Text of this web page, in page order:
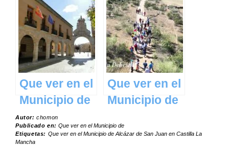
San Andrés
del Congosto
en Castilla La
Mancha
Puerto de
San Vicente
en Castilla La
Mancha
Que ver en el
Municipio de
San
Clemente en
Que ver en el
Municipio de
de San
Autor:chomon
Publicado en:Que ver en el Municipio de
Etiquetas: Que ver en el Municipio de Alcázar de San Juan en Castilla La
Mancha